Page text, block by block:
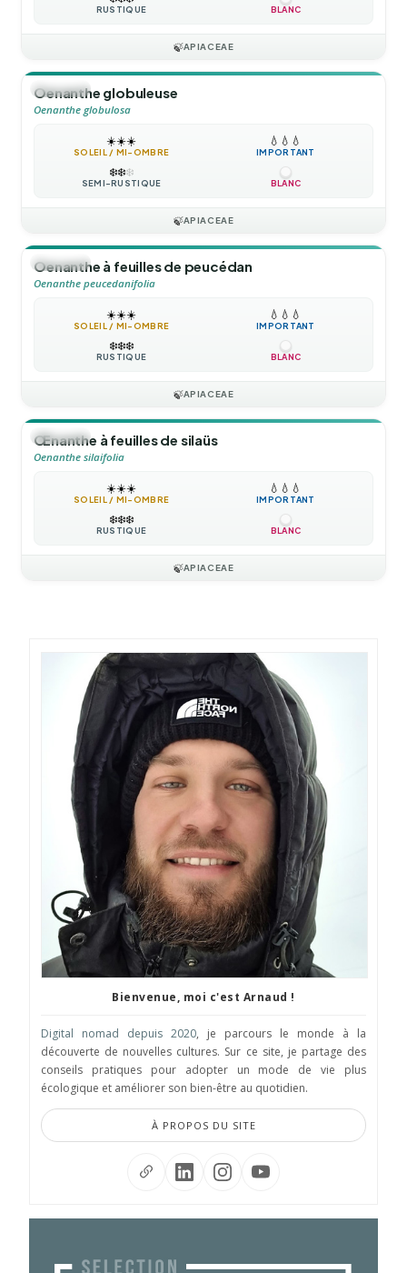
RUSTIQUE BLANC
🍃APIACEAE
🪴VIVACE
Oenanthe globuleuse
Oenanthe globulosa
☀️☀️☀️
SOLEIL / MI-OMBRE
💧 💧 💧
IMPORTANT
❄️❄️❄️
SEMI-RUSTIQUE BLANC
🍃APIACEAE
🪴VIVACE
Oenanthe à feuilles de peucédan
Oenanthe peucedanifolia
☀️☀️☀️
SOLEIL / MI-OMBRE
💧 💧 💧
IMPORTANT
❄️❄️❄️
RUSTIQUE BLANC
🍃APIACEAE
🪴VIVACE
Œnanthe à feuilles de silaüs
Oenanthe silaifolia
☀️☀️☀️
SOLEIL / MI-OMBRE
💧 💧 💧
IMPORTANT
❄️❄️❄️
RUSTIQUE BLANC
🍃APIACEAE
Bienvenue, moi c'est Arnaud !
Digital nomad depuis 2020, je parcours le monde à la
découverte de nouvelles cultures. Sur ce site, je partage des
conseils pratiques pour adopter un mode de vie plus
écologique et améliorer son bien-être au quotidien.
À PROPOS DU SITE